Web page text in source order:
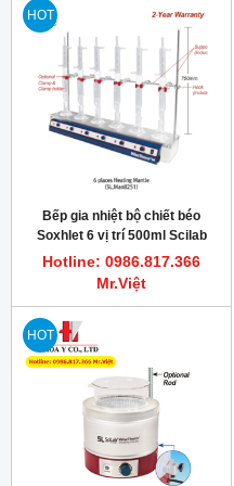
HOT
Bếp gia nhiệt bộ chiết béo
Soxhlet 6 vị trí 500ml Scilab
Korea SL.Man8252
Hotline: 0986.817.366
Mr.Việt
HOT